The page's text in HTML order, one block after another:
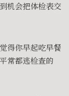
机会把体检表交
得你早起吃早餐
常都逃检查的